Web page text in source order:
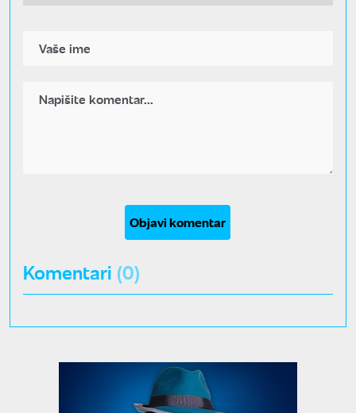
Objavi komentar
Komentari (0)